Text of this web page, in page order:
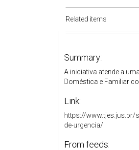
Related items
Summary:
A iniciativa atende a
Doméstica e Familiar
Link:
https://www.tjes.jus.br/
de-urgencia/
From feeds: